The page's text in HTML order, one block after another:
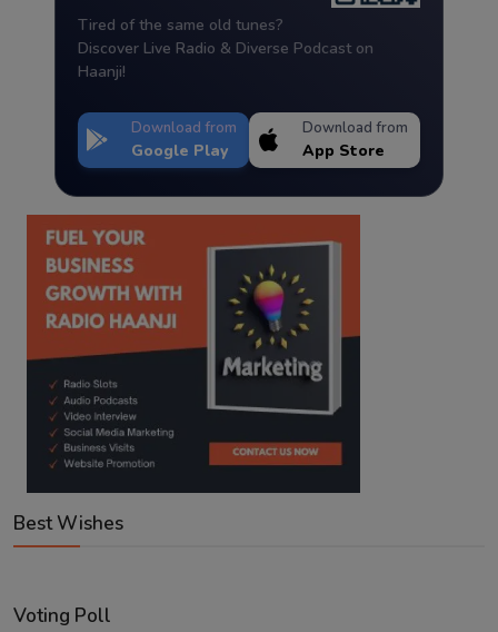
Tired of the same old tunes?
Discover Live Radio & Diverse Podcast on
Haanji!
Download from
Google Play
Download from
App Store
Best Wishes
Voting Poll